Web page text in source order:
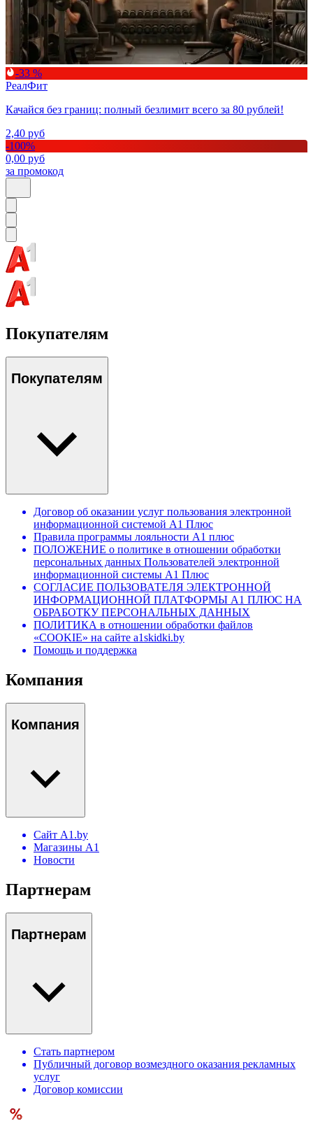
-33 %
РеалФит
Качайся без границ: полный безлимит всего за 80 рублей!
2,40 руб
-100%
0,00 руб
за промокод
Покупателям
Покупателям
Договор об оказании услуг пользования электронной
информационной системой А1 Плюс
Правила программы лояльности А1 плюс
ПОЛОЖЕНИЕ о политике в отношении обработки
персональных данных Пользователей электронной
информационной системы А1 Плюс
СОГЛАСИЕ ПОЛЬЗОВАТЕЛЯ ЭЛЕКТРОННОЙ
ИНФОРМАЦИОННОЙ ПЛАТФОРМЫ А1 ПЛЮС НА
ОБРАБОТКУ ПЕРСОНАЛЬНЫХ ДАННЫХ
ПОЛИТИКА в отношении обработки файлов
«COOKIE» на сайте a1skidki.by
Помощь и поддержка
Компания
Компания
Сайт A1.by
Магазины А1
Новости
Партнерам
Партнерам
Стать партнером
Публичный договор возмездного оказания рекламных
услуг
Договор комиссии